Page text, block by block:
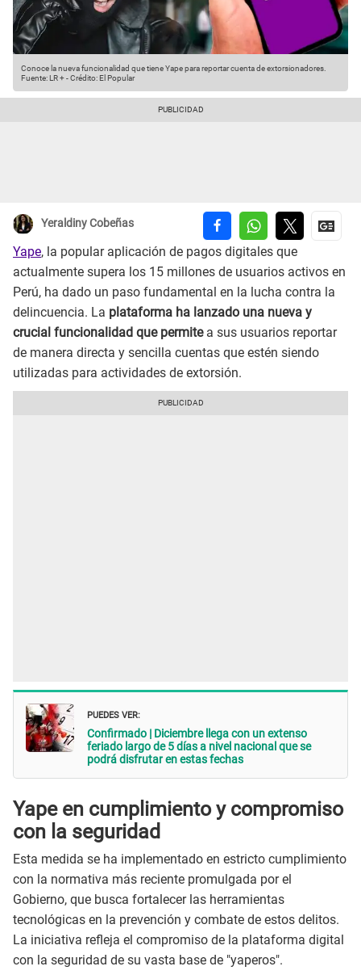
Conoce la nueva funcionalidad que tiene Yape para reportar cuenta de extorsionadores.
Fuente: LR +-Crédito: El Popular
Yeraldiny Cobeñas
Yape, la popular aplicación de pagos digitales que
actualmente supera los 15 millones de usuarios activos en
Perú, ha dado un paso fundamental en la lucha contra la
delincuencia. La plataforma ha lanzado una nueva y
crucial funcionalidad que permitea sus usuarios reportar
de manera directa y sencilla cuentas que estén siendo
utilizadas para actividades de extorsión.
PUEDES VER:
Confirmado | Diciembre llega con un extenso
feriado largo de 5 días a nivel nacional que se
podrá disfrutar en estas fechas
Yape en cumplimiento y compromiso
con la seguridad
Esta medida se ha implementado en estricto cumplimiento
con la normativa más reciente promulgada por el
Gobierno, que busca fortalecer las herramientas
tecnológicas en la prevención y combate de estos delitos.
La iniciativa refleja el compromiso de la plataforma digital
con la seguridad de su vasta base de "yaperos".